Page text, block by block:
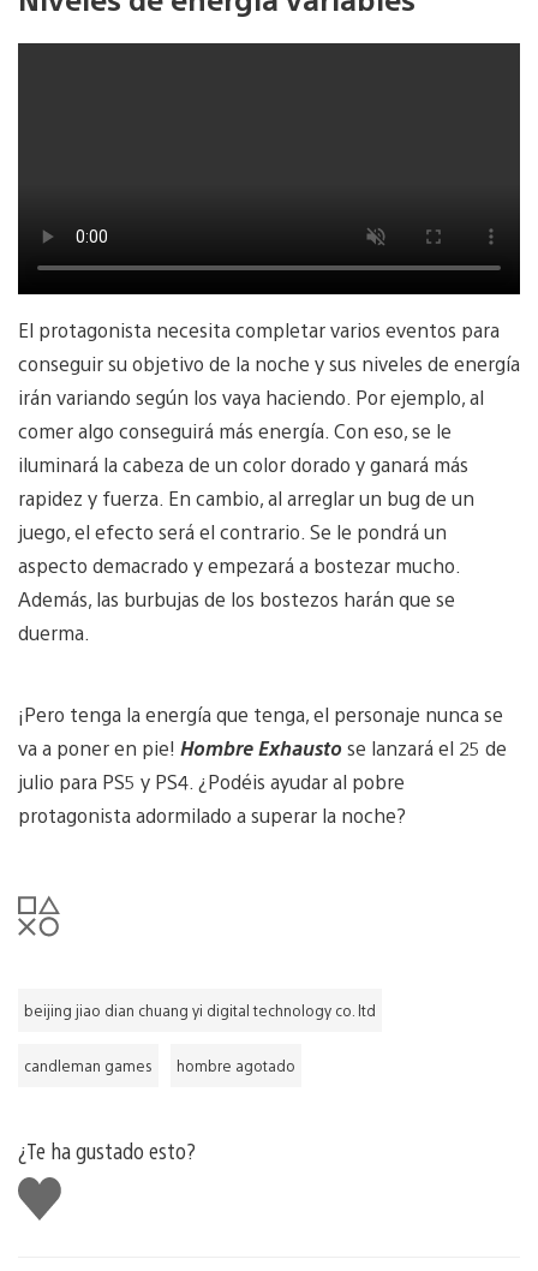
El protagonista necesita completar varios eventos para
conseguir su objetivo de la noche y sus niveles de energía
irán variando según los vaya haciendo. Por ejemplo, al
comer algo conseguirá más energía. Con eso, se le
iluminará la cabeza de un color dorado y ganará más
rapidez y fuerza. En cambio, al arreglar un bug de un
juego, el efecto será el contrario. Se le pondrá un
aspecto demacrado y empezará a bostezar mucho.
Además, las burbujas de los bostezos harán que se
duerma.
¡Pero tenga la energía que tenga, el personaje nunca se
va a poner en pie! Hombre Exhaustose lanzará el 25 de
julio para PS5 y PS4. ¿Podéis ayudar al pobre
protagonista adormilado a superar la noche?
beijing jiao dian chuang yi digital technology co. ltd
candleman games hombre agotado
¿Te ha gustado esto?
Me
gusta
esto